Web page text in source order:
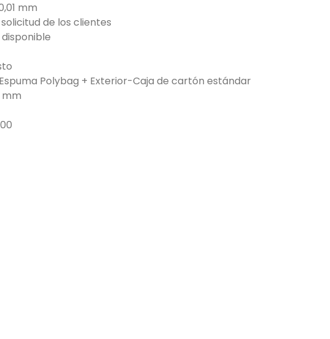
mm
de los clientes
disponible
Polybag + Exterior-Caja de cartón estándar
mm